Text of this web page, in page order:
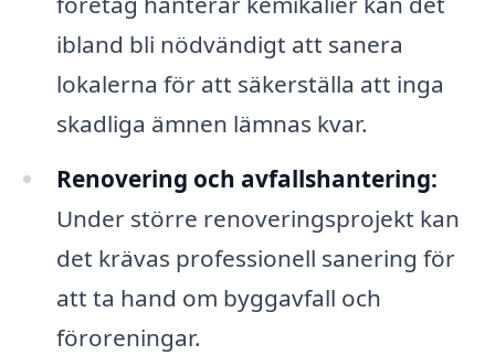
ibland bli nödvändigt att sanera
lokalerna för att säkerställa att inga
skadliga ämnen lämnas kvar.
Renovering och avfallshantering:
Under större renoveringsprojekt kan
det krävas professionell sanering för
att ta hand om byggavfall och
föroreningar.